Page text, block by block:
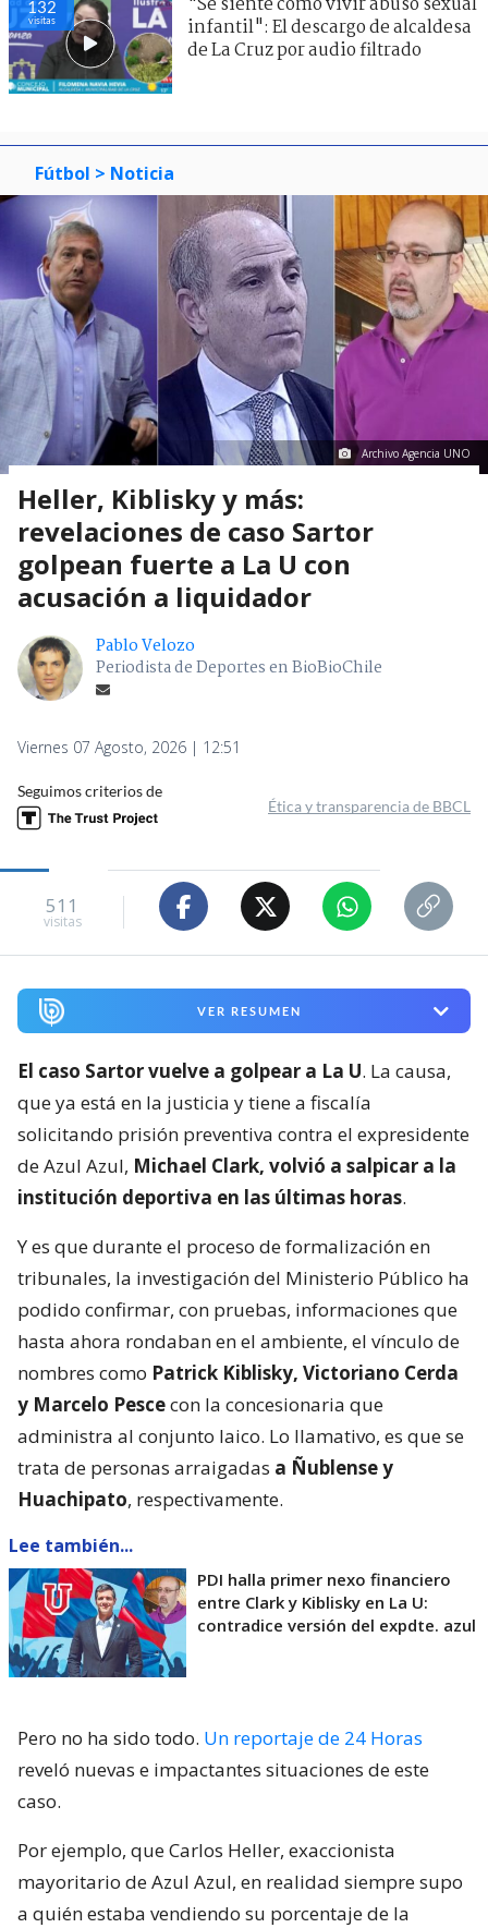
132
visitas
infantil": El descargo de alcaldesa
de La Cruz por audio filtrado
Fútbol > Noticia
Archivo Agencia UNO
Heller, Kiblisky y más:
revelaciones de caso Sartor
golpean fuerte a La U con
acusación a liquidador
Pablo Velozo
Periodista de Deportes en BioBioChile
Viernes 07 Agosto, 2026 | 12:51
Seguimos criterios de
Ética y transparencia de BBCL
511
visitas
VER RESUMEN
El caso Sartor vuelve a golpear a La U. La causa,
que ya está en la justicia y tiene a fiscalía
solicitando prisión preventiva contra el expresidente
de Azul Azul, Michael Clark, volvió a salpicar a la
institución deportiva en las últimas horas.
Y es que durante el proceso de formalización en
tribunales, la investigación del Ministerio Público ha
podido confirmar, con pruebas, informaciones que
hasta ahora rondaban en el ambiente, el vínculo de
nombres como Patrick Kiblisky, Victoriano Cerda
y Marcelo Pescecon la concesionaria que
administra al conjunto laico. Lo llamativo, es que se
trata de personas arraigadas a Ñublense y
Huachipato, respectivamente.
Lee también...
PDI halla primer nexo financiero
entre Clark y Kiblisky en La U:
contradice versión del expdte. azul
Pero no ha sido todo. Un reportaje de 24 Horas
reveló nuevas e impactantes situaciones de este
caso.
Por ejemplo, que Carlos Heller, exaccionista
mayoritario de Azul Azul, en realidad siempre supo
a quién estaba vendiendo su porcentaje de la